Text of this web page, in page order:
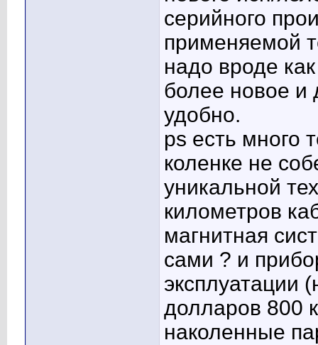
серийного
применяемой
надо вроде
более новое и
удобно.
ps есть много
коленке не
уникальной
километров
магнитная
сами ? и
эксплуатации
долларов 800
наколенные